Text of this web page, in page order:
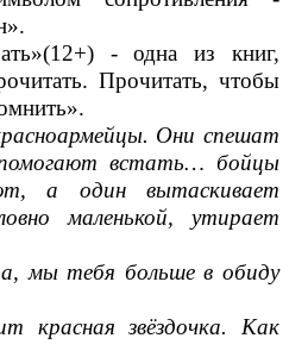
- одна из книг,
Прочитать, чтобы
Они спешат
встать… бойцы
а один вытаскивает
маленькой, утирает
мы тебя больше в обиду
красная звёздочка. Как